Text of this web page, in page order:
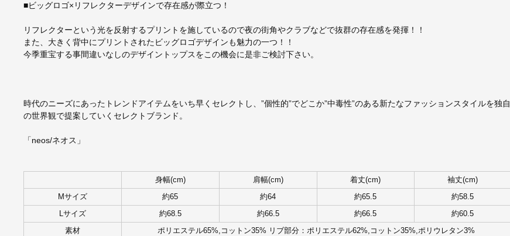
■ビッグロゴ×リフレクターデザインで存在感が際立つ！
リフレクターという光を反射するプリントを施しているので夜の街角やクラブなどで抜群の存在感を発揮！！
また、大きく背中にプリントされたビッグロゴデザインも魅力の一つ！！
今季重宝する事間違いなしのデザイントップスをこの機会に是非ご検討下さい。
時代のニーズにあったトレンドアイテムをいち早くセレクトし、”個性的”でどこか”中毒性”のある新たなファッションスタイルを独自
の世界観で提案していくセレクトブランド。
「neos/ネオス」
身幅(cm) 肩幅(cm) 着丈(cm) 袖丈(cm)
Mサイズ 約65 約64 約65.5 約58.5
Lサイズ 約68.5 約66.5 約66.5 約60.5
素材 ポリエステル65%,コットン35% リブ部分：ポリエステル62%,コットン35%,ポリウレタン3%